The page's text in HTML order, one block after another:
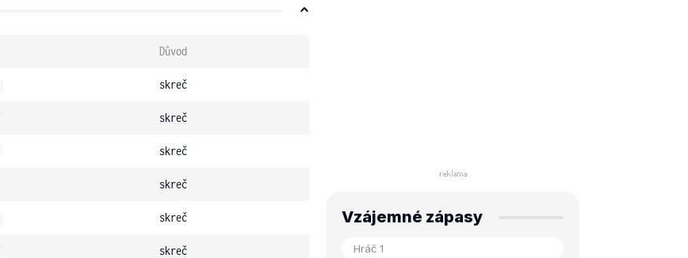
Důvod
skreč
skreč
skreč
skreč
skreč
skreč
Vzájemné zápasy